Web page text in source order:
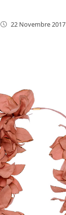
22 Novembre 2017